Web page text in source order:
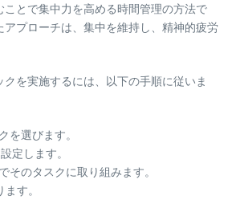
ことで集中力を高める時間管理の方法で
アプローチは、集中を維持し、精神的疲労
を実施するには、以下の手順に従いま
を選びます。
定します。
そのタスクに取り組みます。
す。